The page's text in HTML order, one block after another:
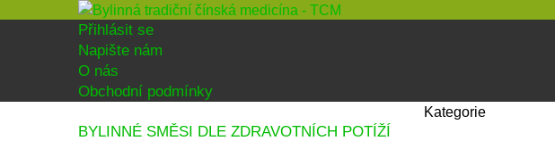
Přihlásit se
Napište nám
O nás
Obchodní podmínky
Kategorie
BYLINNÉ SMĚSI DLE ZDRAVOTNÍCH POTÍŽÍ